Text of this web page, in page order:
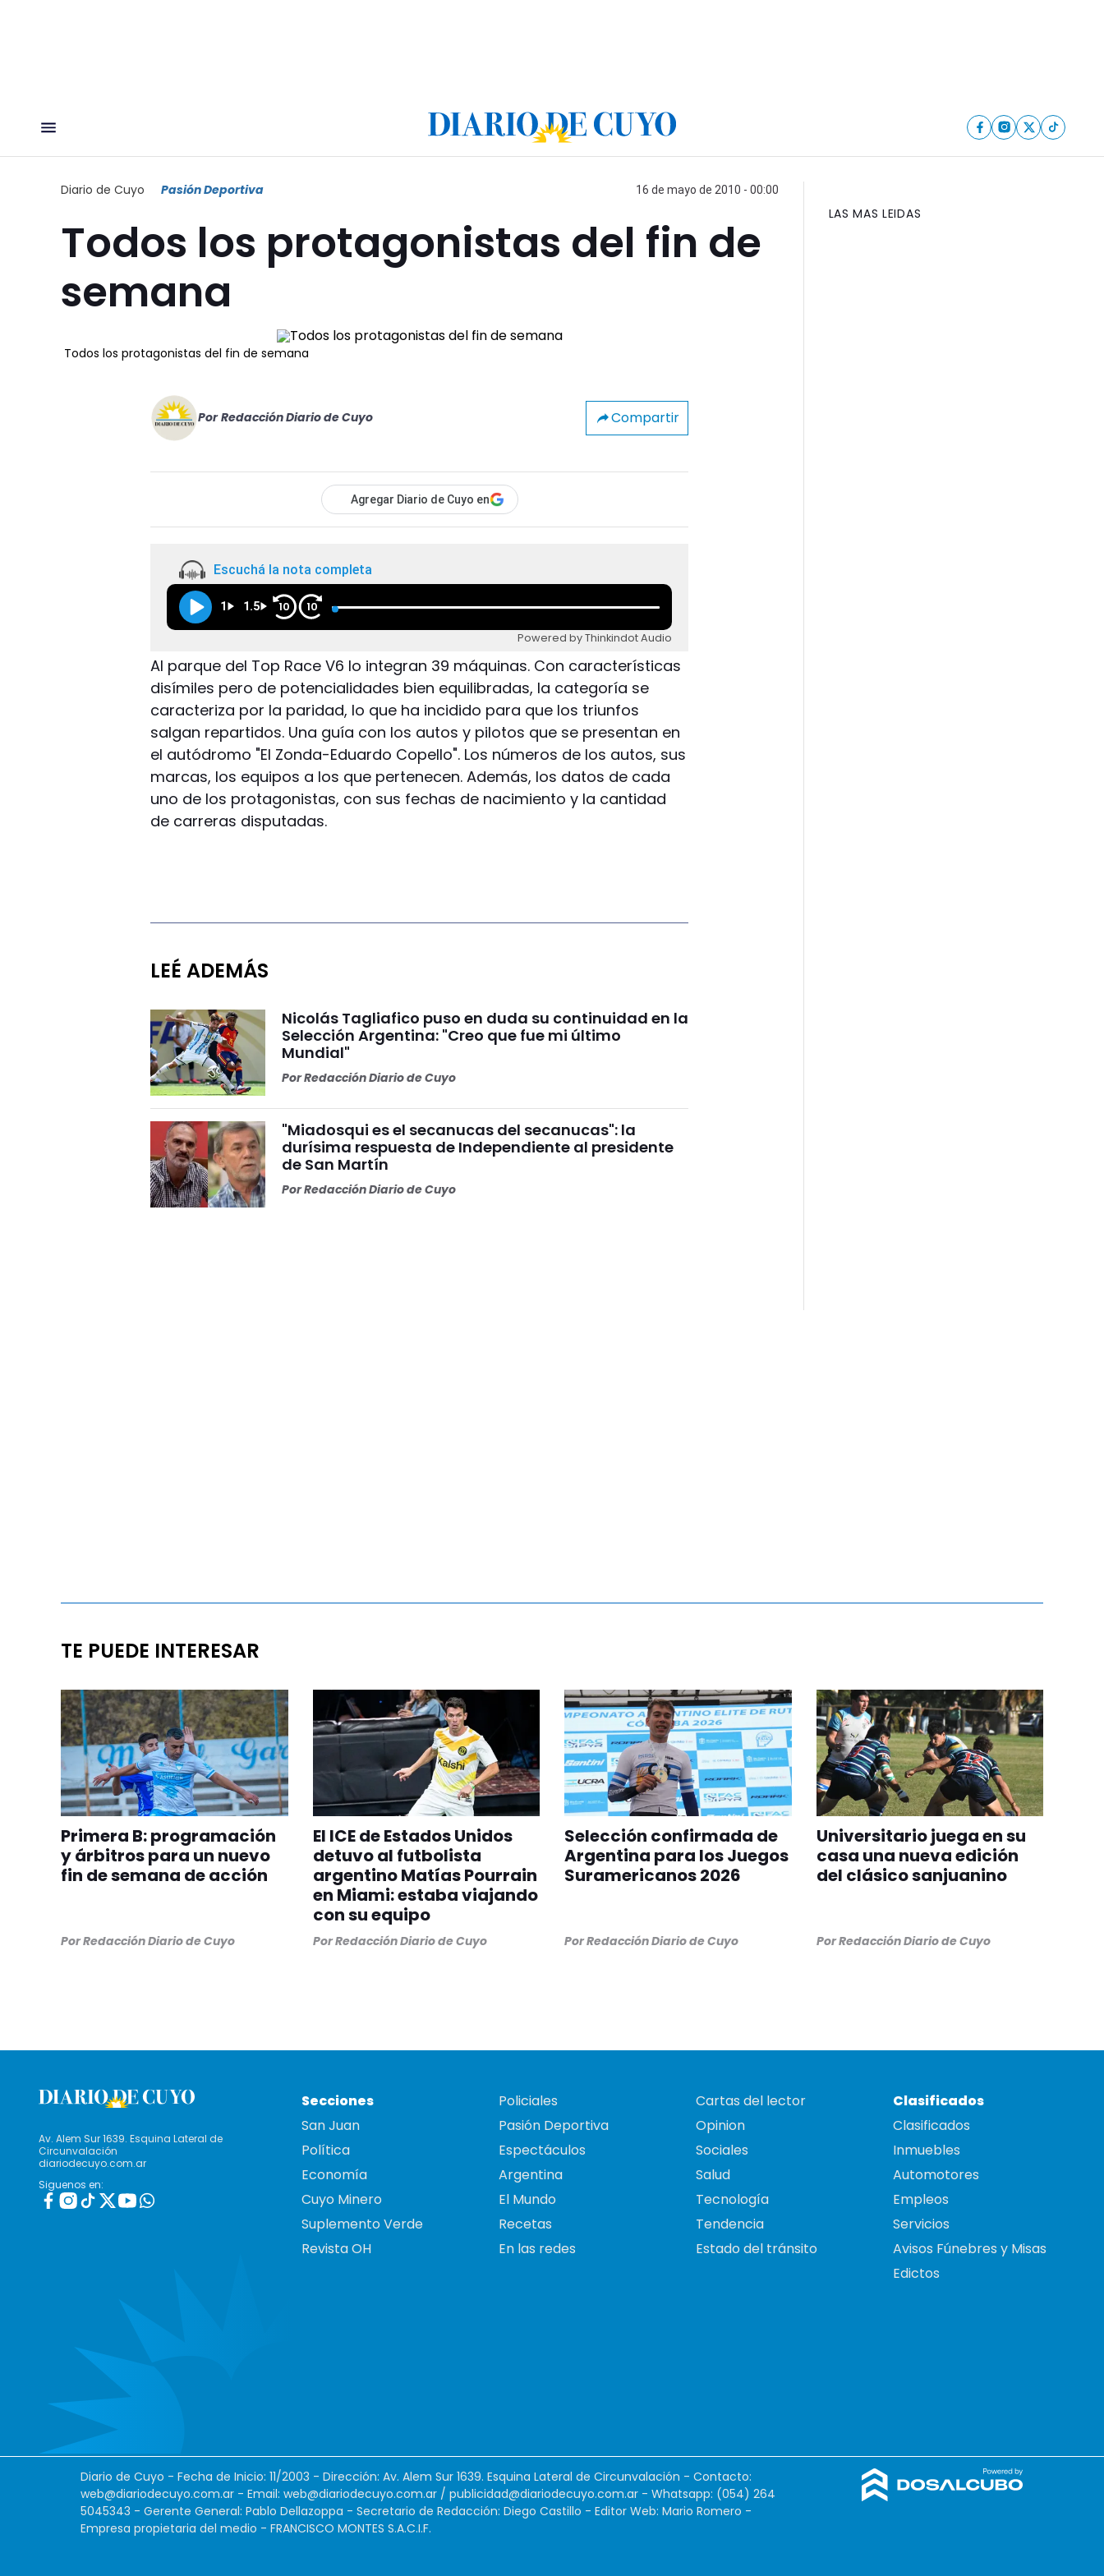
Diario de Cuyo Pasión Deportiva 16 de mayo de 2010 - 00:00
Todos los protagonistas del fin de
semana
Todos los protagonistas del fin de semana
Por Redacción Diario de Cuyo Compartir
Agregar Diario de Cuyo en
Escuchá la nota completa
1 1.5 10 10
Powered by Thinkindot Audio
Al parque del Top Race V6 lo integran 39 máquinas. Con características
disímiles pero de potencialidades bien equilibradas, la categoría se
caracteriza por la paridad, lo que ha incidido para que los triunfos
salgan repartidos. Una guía con los autos y pilotos que se presentan en
el autódromo "El Zonda-Eduardo Copello". Los números de los autos, sus
marcas, los equipos a los que pertenecen. Además, los datos de cada
uno de los protagonistas, con sus fechas de nacimiento y la cantidad
de carreras disputadas.
LEÉ ADEMÁS
Nicolás Tagliafico puso en duda su continuidad en la
Selección Argentina: "Creo que fue mi último
Mundial"
PorRedacción Diario de Cuyo
"Miadosqui es el secanucas del secanucas": la
durísima respuesta de Independiente al presidente
de San Martín
PorRedacción Diario de Cuyo
LAS MAS LEIDAS
TE PUEDE INTERESAR
Primera B: programación
y árbitros para un nuevo
fin de semana de acción
PorRedacción Diario de Cuyo
El ICE de Estados Unidos
detuvo al futbolista
argentino Matías Pourrain
en Miami: estaba viajando
con su equipo
PorRedacción Diario de Cuyo
Selección confirmada de
Argentina para los Juegos
Suramericanos 2026
PorRedacción Diario de Cuyo
Universitario juega en su
casa una nueva edición
del clásico sanjuanino
PorRedacción Diario de Cuyo
Av. Alem Sur 1639. Esquina Lateral de
Circunvalación
diariodecuyo.com.ar
Siguenos en:
Secciones
San Juan
Política
Economía
Cuyo Minero
Suplemento Verde
Revista OH
Policiales
Pasión Deportiva
Espectáculos
Argentina
El Mundo
Recetas
En las redes
Cartas del lector
Opinion
Sociales
Salud
Tecnología
Tendencia
Estado del tránsito
Clasificados
Clasificados
Inmuebles
Automotores
Empleos
Servicios
Avisos Fúnebres y Misas
Edictos
Diario de Cuyo - Fecha de Inicio: 11/2003 - Dirección: Av. Alem Sur 1639. Esquina Lateral de Circunvalación - Contacto:
web@diariodecuyo.com.ar - Email: web@diariodecuyo.com.ar / publicidad@diariodecuyo.com.ar - Whatsapp: (054) 264
5045343 - Gerente General: Pablo Dellazoppa - Secretario de Redacción: Diego Castillo - Editor Web: Mario Romero -
Empresa propietaria del medio - FRANCISCO MONTES S.A.C.I.F.